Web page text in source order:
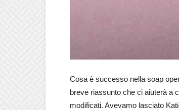
Cosa è successo nella soap
breve riassunto che ci aiuterà a
modificati. Avevamo lasciato